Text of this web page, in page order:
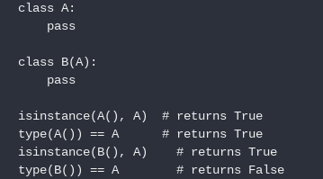
class A:
pass
class B(A):
pass
isinstance(A(), A)
# returns True
type(A()) == A # returns True
isinstance(B(), A)
# returns True
type(B()) == A # returns False